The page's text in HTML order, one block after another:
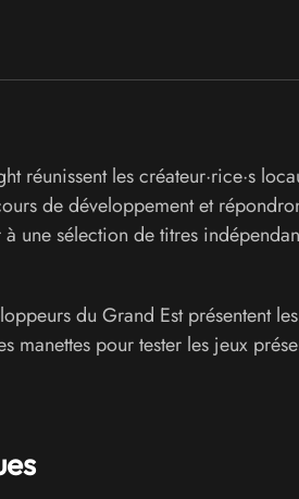
réunissent les créateur·rice·s
de développement et
une sélection de titres
du Grand Est présentent
manettes pour tester les jeux